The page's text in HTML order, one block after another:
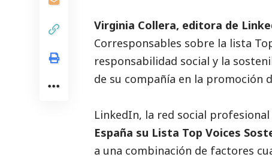
Virginia Collera, editora de
Corresponsables sobre la lista
responsabilidad social y la
de su compañía en la promoción
LinkedIn, la red social profesional
España su Lista Top Voices
a una combinación de factores